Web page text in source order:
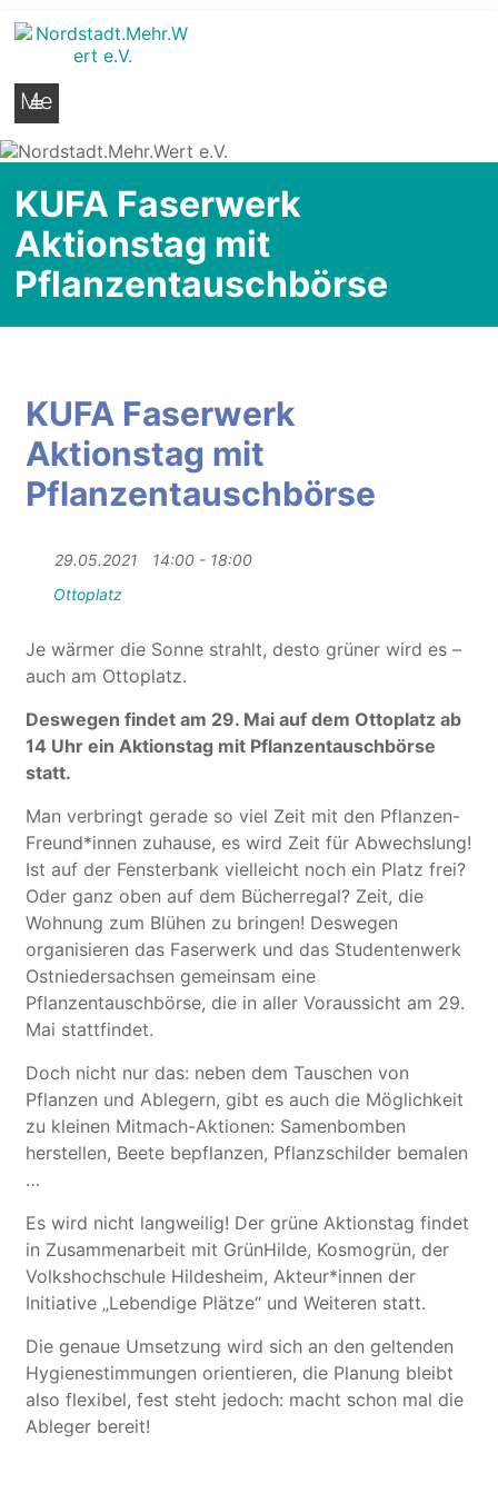
Nordstadt.Mehr.Wert e.V.
Stadtteilseite der Hildesheimer Nordstadt
Me
KUFA Faserwerk
Aktionstag mit
Pflanzentauschbörse
KUFA Faserwerk
Aktionstag mit
Pflanzentauschbörse
29.05.2021
14:00 - 18:00
Ottoplatz
Je wärmer die Sonne strahlt, desto grüner wird es –
auch am Ottoplatz.
Deswegen findet am 29. Mai auf dem Ottoplatz ab
14 Uhr ein Aktionstag mit Pflanzentauschbörse
statt.
Man verbringt gerade so viel Zeit mit den Pflanzen-
Freund*innen zuhause, es wird Zeit für Abwechslung!
Ist auf der Fensterbank vielleicht noch ein Platz frei?
Oder ganz oben auf dem Bücherregal? Zeit, die
Wohnung zum Blühen zu bringen! Deswegen
organisieren das Faserwerk und das Studentenwerk
Ostniedersachsen gemeinsam eine
Pflanzentauschbörse, die in aller Voraussicht am 29.
Mai stattfindet.
Doch nicht nur das: neben dem Tauschen von
Pflanzen und Ablegern, gibt es auch die Möglichkeit
zu kleinen Mitmach-Aktionen: Samenbomben
herstellen, Beete bepflanzen, Pflanzschilder bemalen
…
Es wird nicht langweilig! Der grüne Aktionstag findet
in Zusammenarbeit mit GrünHilde, Kosmogrün, der
Volkshochschule Hildesheim, Akteur*innen der
Initiative „Lebendige Plätze“ und Weiteren statt.
Die genaue Umsetzung wird sich an den geltenden
Hygienestimmungen orientieren, die Planung bleibt
also flexibel, fest steht jedoch: macht schon mal die
Ableger bereit!